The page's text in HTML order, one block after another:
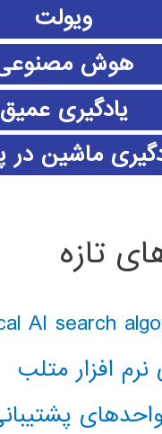
ویولت
هوش
یادگیری عمیق
ماشین در
تازه
نرم افزار متلب